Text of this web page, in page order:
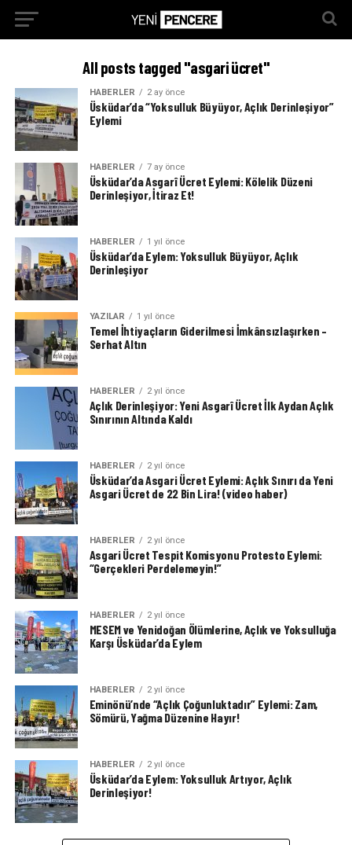
All posts tagged "asgari ücret"
HABERLER 2 ay önce
Üsküdar’da “Yoksulluk Büyüyor, Açlık Derinleşiyor”
Eylemi
HABERLER 7 ay önce
Üsküdar’da Asgarî Ücret Eylemi: Kölelik Düzeni
Derinleşiyor, İtiraz Et!
HABERLER 1 yıl önce
Üsküdar’da Eylem: Yoksulluk Büyüyor, Açlık
Derinleşiyor
YAZILAR 1 yıl önce
Temel İhtiyaçların Giderilmesi İmkânsızlaşırken –
Serhat Altın
HABERLER 2 yıl önce
Açlık Derinleşiyor: Yeni Asgarî Ücret İlk Aydan Açlık
Sınırının Altında Kaldı
HABERLER 2 yıl önce
Üsküdar’da Asgari Ücret Eylemi: Açlık Sınırı da Yeni
Asgari Ücret de 22 Bin Lira! (video haber)
HABERLER 2 yıl önce
Asgari Ücret Tespit Komisyonu Protesto Eylemi:
“Gerçekleri Perdelemeyin!”
HABERLER 2 yıl önce
MESEM ve Yenidoğan Ölümlerine, Açlık ve Yoksulluğa
Karşı Üsküdar’da Eylem
HABERLER 2 yıl önce
Eminönü’nde “Açlık Çoğunluktadır” Eylemi: Zam,
Sömürü, Yağma Düzenine Hayır!
HABERLER 2 yıl önce
Üsküdar’da Eylem: Yoksulluk Artıyor, Açlık
Derinleşiyor!